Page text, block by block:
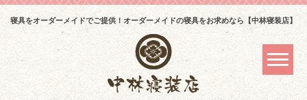
寝具をオーダーメイドでご提供！オーダーメイドの寝具をお求めなら【中林寝装店】